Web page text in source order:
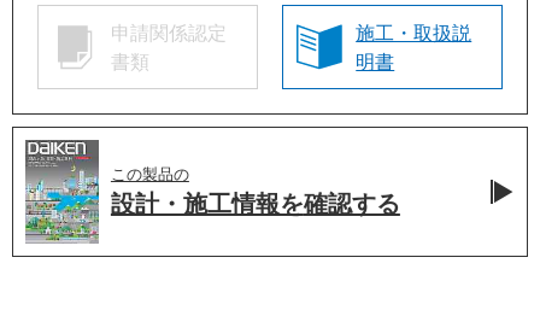
申請関係認定
書類
施工・取扱説
明書
この製品の
設計・施工情報を確認する